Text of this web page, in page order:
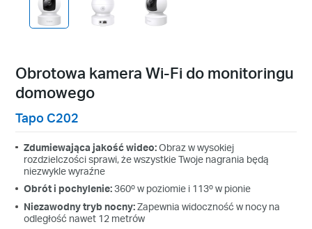
Obrotowa kamera Wi-Fi do monitoringu
domowego
Tapo C202
Zdumiewająca jakość wideo:Obraz w wysokiej
rozdzielczości sprawi, że wszystkie Twoje nagrania będą
niezwykle wyraźne
Obrót i pochylenie:360º w poziomie i 113º w pionie
Niezawodny tryb nocny:Zapewnia widoczność w nocy na
odległość nawet 12 metrów